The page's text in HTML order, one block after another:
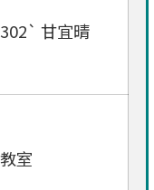
302` 甘宜晴
教室